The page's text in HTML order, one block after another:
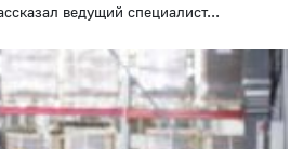
ведущий специалист...